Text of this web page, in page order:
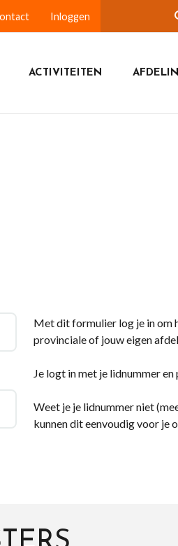
Inloggen
ACTIVITEITEN
Met dit formulier log je in om
provinciale of jouw eigen
Je logt in met je lidnummer en
Weet je je lidnummer niet
kunnen dit eenvoudig voor je